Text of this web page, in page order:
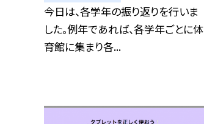
今日は、各学年の振り返りを行いま
した。例年であれば、各学年ごとに体
育館に集まり各...